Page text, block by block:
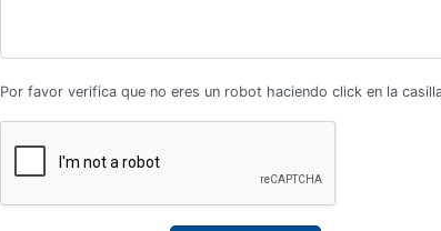
Por favor verifica que no eres un robot haciendo click en la